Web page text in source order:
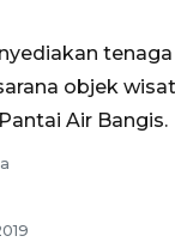
objek
Air Bangis.